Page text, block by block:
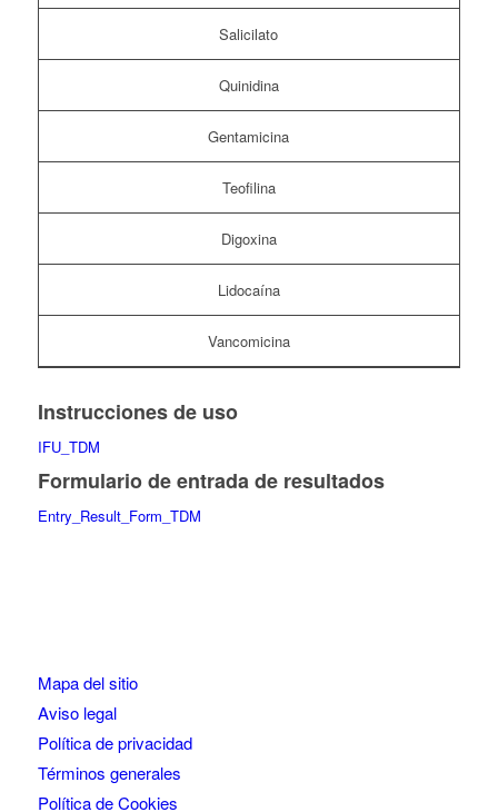
Salicilato
Quinidina
Gentamicina
Teofilina
Digoxina
Lidocaína
Vancomicina
Instrucciones de uso
IFU_TDM
Formulario de entrada de resultados
Entry_Result_Form_TDM
Mapa del sitio
Aviso legal
Política de privacidad
Términos generales
Política de Cookies